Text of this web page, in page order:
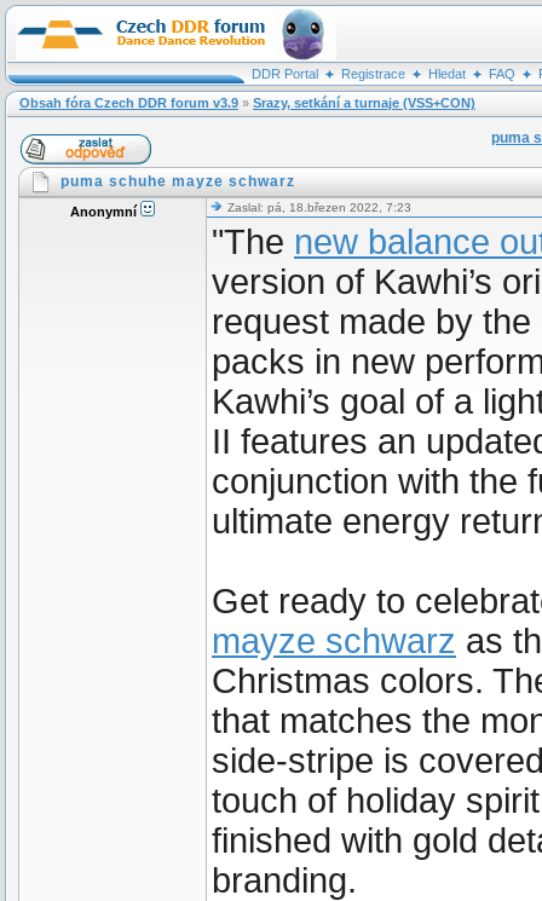
DDR Portal Registrace Hledat FAQ
Obsah fóra Czech DDR forum v3.9 » Srazy, setkání a turnaje (VSS+CON)
puma
puma schuhe mayze schwarz
Anonymní Zaslal: pá, 18.březen 2022, 7:23
"The new balance
version of Kawhi’s
request made by
packs in new
Kawhi’s goal of a
II features an
conjunction with the
ultimate energy
Get ready to
mayze schwarz as
Christmas colors.
that matches the
side-stripe is
touch of holiday
finished with gold
branding.